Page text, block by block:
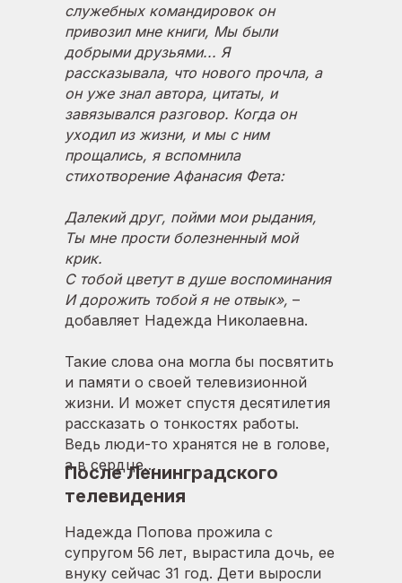
служебных командировок он
привозил мне книги, Мы были
добрыми друзьями... Я
рассказывала, что нового прочла, а
он уже знал автора, цитаты, и
завязывался разговор. Когда он
уходил из жизни, и мы с ним
прощались, я вспомнила
стихотворение Афанасия Фета:
Далекий друг, пойми мои рыдания,
Ты мне прости болезненный мой
крик.
С тобой цветут в душе воспоминания
И дорожить тобой я не отвык», –
добавляет Надежда Николаевна.
Такие слова она могла бы посвятить
и памяти о своей телевизионной
жизни. И может спустя десятилетия
рассказать о тонкостях работы.
Ведь люди-то хранятся не в голове,
а в сердце…
После Ленинградского
телевидения
Надежда Попова прожила с
супругом 56 лет, вырастила дочь, ее
внуку сейчас 31 год. Дети выросли